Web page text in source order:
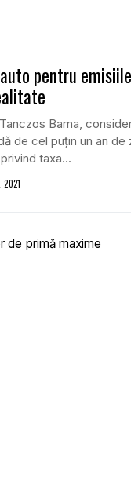
pentru
Barna,
de cel puţin un an de
taxa...
2021